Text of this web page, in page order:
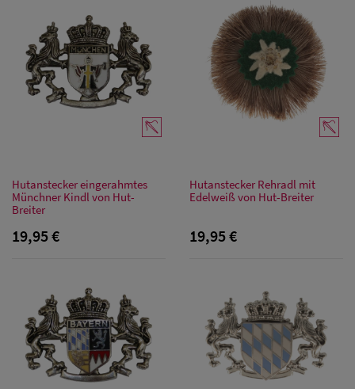
Hutanstecker eingerahmtes
Münchner Kindl von Hut-
Breiter
19,95 €
Hutanstecker Rehradl mit
Edelweiß von Hut-Breiter
19,95 €